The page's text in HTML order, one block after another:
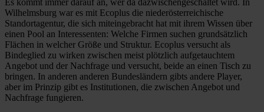
Es kommt immer darauf an, wer da dazwischengeschaltet wird. In
Wilhelmsburg war es mit Ecoplus die niederösterreichische
Standortagentur, die sich miteingebracht hat mit ihrem Wissen über
einen Pool an Interessenten: Welche Firmen suchen grundsätzlich
Flächen in welcher Größe und Struktur. Ecoplus versucht als
Bindeglied zu wirken zwischen meist plötzlich aufgetauchtem
Angebot und der Nachfrage und versucht, beide an einen Tisch zu
bringen. In anderen anderen Bundesländern gibts andere Player,
aber im Prinzip gibt es Institutionen, die zwischen Angebot und
Nachfrage fungieren.